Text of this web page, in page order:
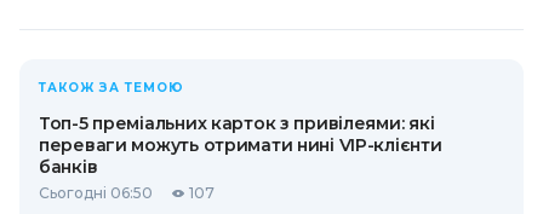
ТАКОЖ ЗА ТЕМОЮ
Топ-5 преміальних карток з привілеями: які
переваги можуть отримати нині VIP-клієнти
банків
Сьогодні 06:50 107